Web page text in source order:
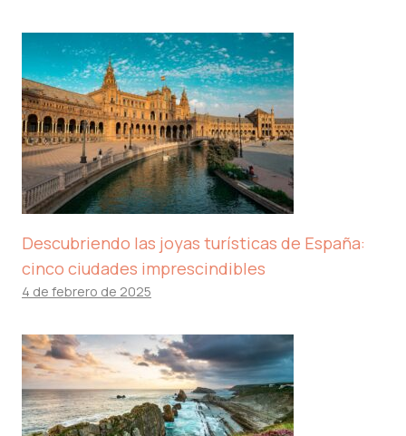
Descubriendo las joyas turísticas de España:
cinco ciudades imprescindibles
4 de febrero de 2025